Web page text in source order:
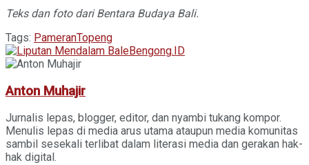
Teks dan foto dari Bentara Budaya Bali.
Tags: PameranTopeng
Anton Muhajir
Jurnalis lepas, blogger, editor, dan nyambi tukang kompor.
Menulis lepas di media arus utama ataupun media komunitas
sambil sesekali terlibat dalam literasi media dan gerakan hak-
hak digital.